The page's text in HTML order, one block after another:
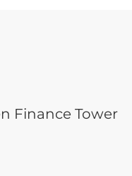
Finance Tower